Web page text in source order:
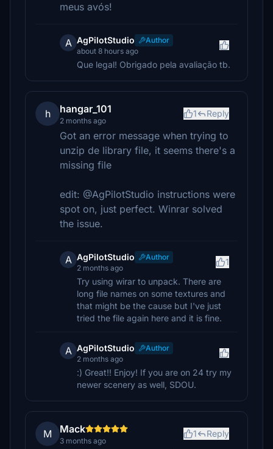
meus avós!
A AgPilotStudio
Author
about 8 hours ago
Que legal! Obrigado pela avaliação tb.
h hangar_101
2 months ago
1 Reply
Got an error message when trying to
unzip de library file, it seems there's a
missing file
edit: @AgPilotStudio instructions were
spot on, just perfect. Winrar solved
the issue.
A AgPilotStudio
Author
2 months ago
1
Try using wirar to unpack. There are
long file names on some textures and
that might be the cause but I've just
tried the file again here and it is fine.
A AgPilotStudio
Author
2 months ago
:) Great!! Enjoy! If you are on 24 try my
newer scenery as well, SDOU.
M Mack
3 months ago
1 Reply